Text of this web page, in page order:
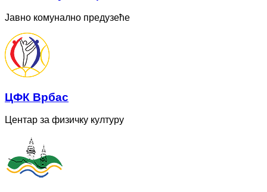
Јавно комунално предузеће
ЦФК Врбас
Центар за физичку културу